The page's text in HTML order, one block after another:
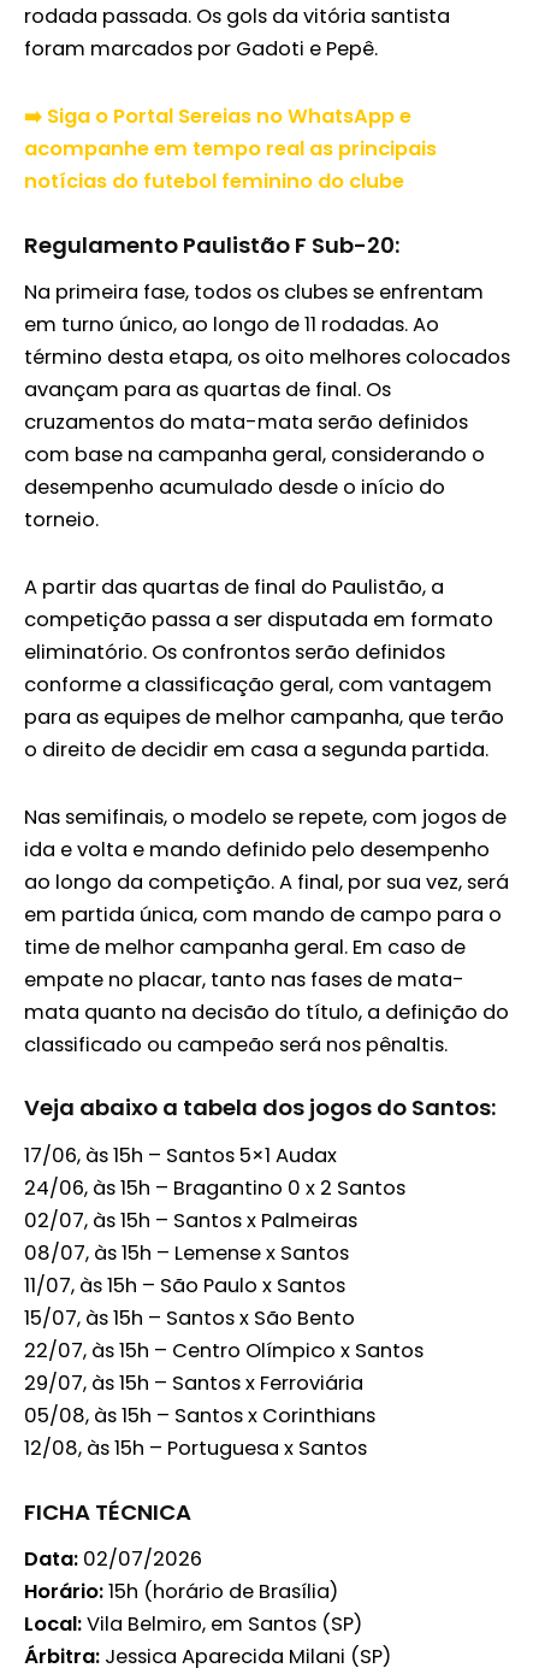
rodada passada. Os gols da vitória santista
foram marcados por Gadoti e Pepê.
➡️ Siga o Portal Sereias no WhatsApp e
acompanhe em tempo real as principais
notícias do futebol feminino do clube
Regulamento Paulistão F Sub-20:
Na primeira fase, todos os clubes se enfrentam
em turno único, ao longo de 11 rodadas. Ao
término desta etapa, os oito melhores colocados
avançam para as quartas de final. Os
cruzamentos do mata-mata serão definidos
com base na campanha geral, considerando o
desempenho acumulado desde o início do
torneio.
A partir das quartas de final do Paulistão, a
competição passa a ser disputada em formato
eliminatório. Os confrontos serão definidos
conforme a classificação geral, com vantagem
para as equipes de melhor campanha, que terão
o direito de decidir em casa a segunda partida.
Nas semifinais, o modelo se repete, com jogos de
ida e volta e mando definido pelo desempenho
ao longo da competição. A final, por sua vez, será
em partida única, com mando de campo para o
time de melhor campanha geral. Em caso de
empate no placar, tanto nas fases de mata-
mata quanto na decisão do título, a definição do
classificado ou campeão será nos pênaltis.
Veja abaixo a tabela dos jogos do Santos:
17/06, às 15h – Santos 5×1 Audax
24/06, às 15h – Bragantino 0 x 2 Santos
02/07, às 15h – Santos x Palmeiras
08/07, às 15h – Lemense x Santos
11/07, às 15h – São Paulo x Santos
15/07, às 15h – Santos x São Bento
22/07, às 15h – Centro Olímpico x Santos
29/07, às 15h – Santos x Ferroviária
05/08, às 15h – Santos x Corinthians
12/08, às 15h – Portuguesa x Santos
FICHA TÉCNICA
Data: 02/07/2026
Horário:15h (horário de Brasília)
Local:Vila Belmiro, em Santos (SP)
Árbitra: Jessica Aparecida Milani (SP)